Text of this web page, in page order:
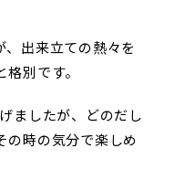
出来立ての熱々を
別です。
ましたが、どのだし
の時の気分で楽しめ